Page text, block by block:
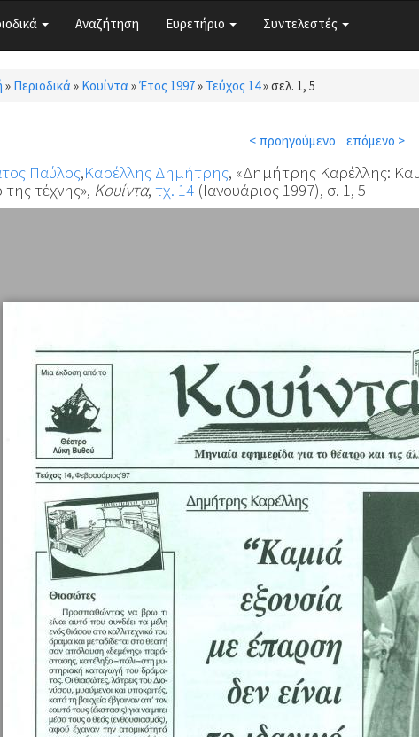
Αναζήτηση Ευρετήριο Συντελεστές
εδώ
» Περιοδικά» Κουίντα»Έτος 1997» Τεύχος 14»σελ. 1, 5
< προηγούμενο επόμενο >
Παύλος,Καρέλλης Δημήτρης, «Δημήτρης Καρέλλης:
της τέχνης», Κουίντα, τχ. 14(Ιανουάριος 1997), σ. 1, 5